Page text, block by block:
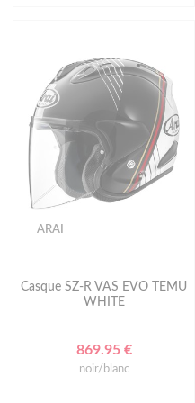
ARAI
Casque SZ-R VAS EVO TEMU
WHITE
869.95 €
noir/blanc